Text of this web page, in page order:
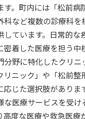
す。町内には「松前病
科など複数の診療科を
しています。日常的な
着した医療を担う中
分野に特化したクリ
リニック」や「松前整
じた選択肢がありま
な医療サービスを受け
高度な医療や救急医療